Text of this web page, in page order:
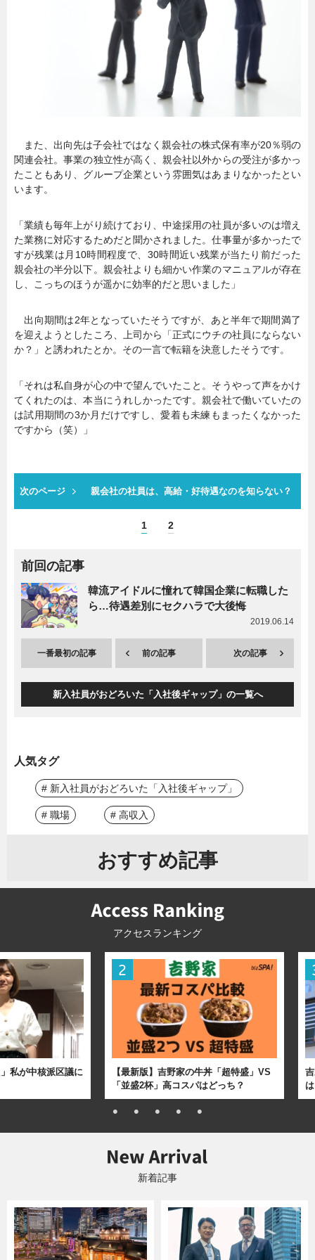
また、出向先は子会社ではなく親会社の株式保有率が20％弱の
関連会社。事業の独立性が高く、親会社以外からの受注が多かっ
たこともあり、グループ企業という雰囲気はあまりなかったとい
います。
「業績も毎年上がり続けており、中途採用の社員が多いのは増え
た業務に対応するためだと聞かされました。仕事量が多かったで
すが残業は月10時間程度で、30時間近い残業が当たり前だった
親会社の半分以下。親会社よりも細かい作業のマニュアルが存在
し、こっちのほうが遥かに効率的だと思いました」
出向期間は2年となっていたそうですが、あと半年で期間満了
を迎えようとしたころ、上司から「正式にウチの社員にならない
か？」と誘われたとか。その一言で転籍を決意したそうです。
「それは私自身が心の中で望んでいたこと。そうやって声をかけ
てくれたのは、本当にうれしかったです。親会社で働いていたの
は試用期間の3か月だけですし、愛着も未練もまったくなかった
ですから（笑）」
次のページ 親会社の社員は、高給・好待遇なのを知らない？
1 2
前回の記事
韓流アイドルに憧れて韓国企業に転職した
ら…待遇差別にセクハラで大後悔
2019.06.14
一番最初の記事 前の記事 次の記事
新入社員がおどろいた「入社後ギャップ」の一覧へ
人気タグ
# 新入社員がおどろいた「入社後ギャップ」
# 職場 # 高収入
おすすめ記事
アクセスランキング
私が中核派区議に
【最新版】吉野家の牛丼「超特盛」VS
「並盛2杯」高コスパはどっち？
新着記事